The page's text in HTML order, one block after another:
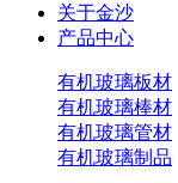
关于金沙
产品中心
有机玻璃板材
有机玻璃棒材
有机玻璃管材
有机玻璃制品